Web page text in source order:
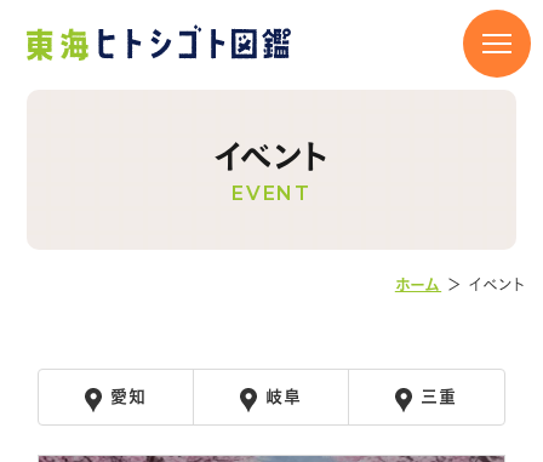
イベント
EVENT
ホーム ＞ イベント
愛知 岐阜 三重